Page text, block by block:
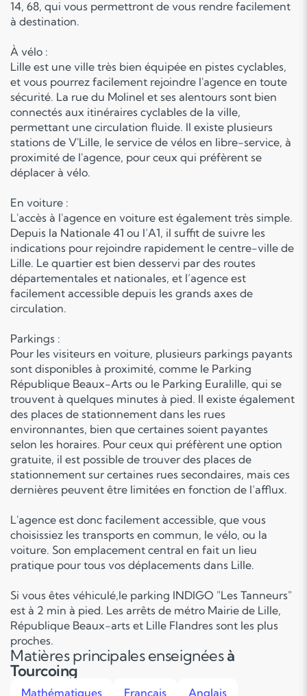
14, 68, qui vous permettront de vous rendre facilement
à destination.
À vélo :
Lille est une ville très bien équipée en pistes cyclables,
et vous pourrez facilement rejoindre l'agence en toute
sécurité. La rue du Molinel et ses alentours sont bien
connectés aux itinéraires cyclables de la ville,
permettant une circulation fluide. Il existe plusieurs
stations de V'Lille, le service de vélos en libre-service, à
proximité de l'agence, pour ceux qui préfèrent se
déplacer à vélo.
En voiture :
L'accès à l'agence en voiture est également très simple.
Depuis la Nationale 41 ou l’A1, il suffit de suivre les
indications pour rejoindre rapidement le centre-ville de
Lille. Le quartier est bien desservi par des routes
départementales et nationales, et l’agence est
facilement accessible depuis les grands axes de
circulation.
Parkings :
Pour les visiteurs en voiture, plusieurs parkings payants
sont disponibles à proximité, comme le Parking
République Beaux-Arts ou le Parking Euralille, qui se
trouvent à quelques minutes à pied. Il existe également
des places de stationnement dans les rues
environnantes, bien que certaines soient payantes
selon les horaires. Pour ceux qui préfèrent une option
gratuite, il est possible de trouver des places de
stationnement sur certaines rues secondaires, mais ces
dernières peuvent être limitées en fonction de l’afflux.
L'agence est donc facilement accessible, que vous
choisissiez les transports en commun, le vélo, ou la
voiture. Son emplacement central en fait un lieu
pratique pour tous vos déplacements dans Lille.
Si vous êtes véhiculé,le parking INDIGO "Les Tanneurs"
est à 2 min à pied. Les arrêts de métro Mairie de Lille,
République Beaux-arts et Lille Flandres sont les plus
proches.
Matières principales enseignéesà
Tourcoing
Mathématiques Français Anglais